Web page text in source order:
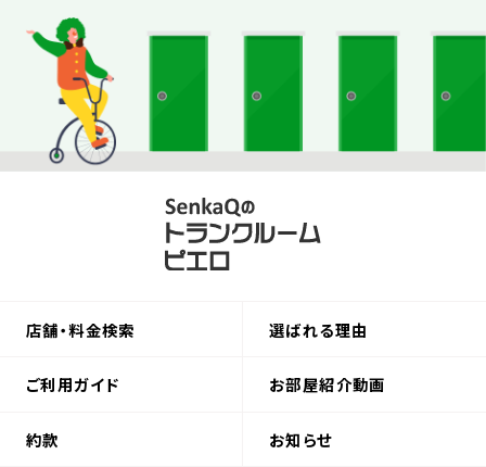
店舗・料金検索 選ばれる理由
ご利用ガイド お部屋紹介動画
約款 お知らせ